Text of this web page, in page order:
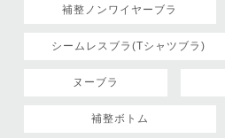
補整ノンワイヤーブラ
シームレスブラ(Tシャツブラ)
ヌーブラ
補整ボトム